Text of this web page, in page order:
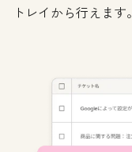
トレイから行えます。